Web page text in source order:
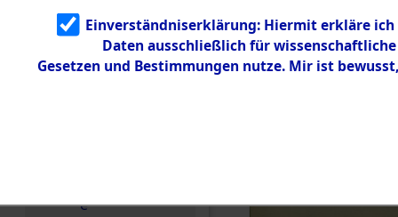
Identifizierun
g
5.3.3
Todesmärsch
e
Einverständniserklärung: Hiermit erkläre
Daten ausschließlich für
Gesetzen und Bestimmungen nutze. Mir ist